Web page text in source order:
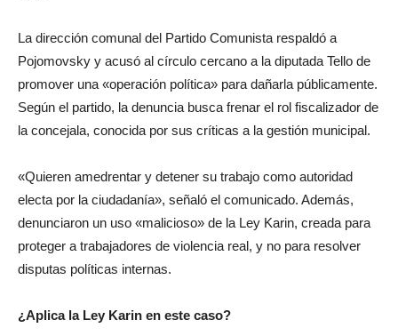
La dirección comunal del Partido Comunista respaldó a
Pojomovsky y acusó al círculo cercano a la diputada Tello de
promover una «operación política» para dañarla públicamente.
Según el partido, la denuncia busca frenar el rol fiscalizador de
la concejala, conocida por sus críticas a la gestión municipal.
«Quieren amedrentar y detener su trabajo como autoridad
electa por la ciudadanía», señaló el comunicado. Además,
denunciaron un uso «malicioso» de la Ley Karin, creada para
proteger a trabajadores de violencia real, y no para resolver
disputas políticas internas.
¿Aplica la Ley Karin en este caso?